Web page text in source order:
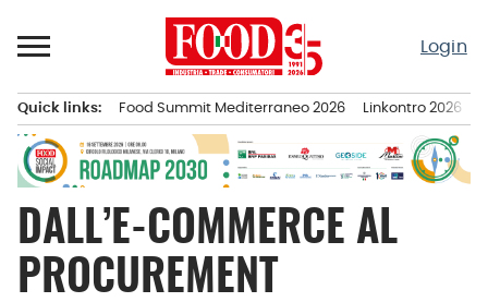
al
Login
principale
Quick links: Food Summit Mediterraneo 2026 Linkontro 2026
DALL’E-COMMERCE AL
PROCUREMENT